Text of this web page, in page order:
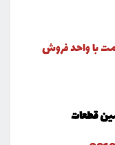
با واحد فروش